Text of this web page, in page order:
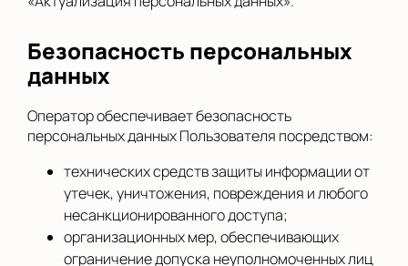
Безопасность персональных
данных
Оператор обеспечивает безопасность
персональных данных Пользователя посредством:
технических средств защиты информации от
утечек, уничтожения, повреждения и любого
несанкционированного доступа;
организационных мер, обеспечивающих
ограничение допуска неуполномоченных лиц